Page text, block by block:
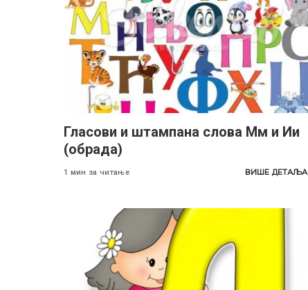
Гласови и штампана слова Мм и Ии
(обрада)
1 мин за читање ВИШЕ ДЕТАЉА